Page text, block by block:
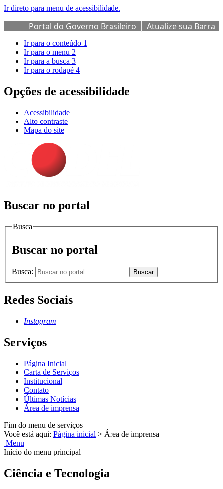
Ir direto para menu de acessibilidade.
Portal do Governo Brasileiro
Atualize sua Barra
de Governo
Ir para o conteúdo 1
Ir para o menu 2
Ir para a busca 3
Ir para o rodapé 4
Opções de acessibilidade
Acessibilidade
Alto contraste
Mapa do site
Buscar no portal
Busca
Buscar no portal
Busca: Buscar
Redes Sociais
Instagram
Serviços
Página Inicial
Carta de Serviços
Institucional
Contato
Últimas Notícias
Área de imprensa
Fim do menu de serviços
Você está aqui: Página inicial > Área de imprensa
Menu
Início do menu principal
Ciência e Tecnologia